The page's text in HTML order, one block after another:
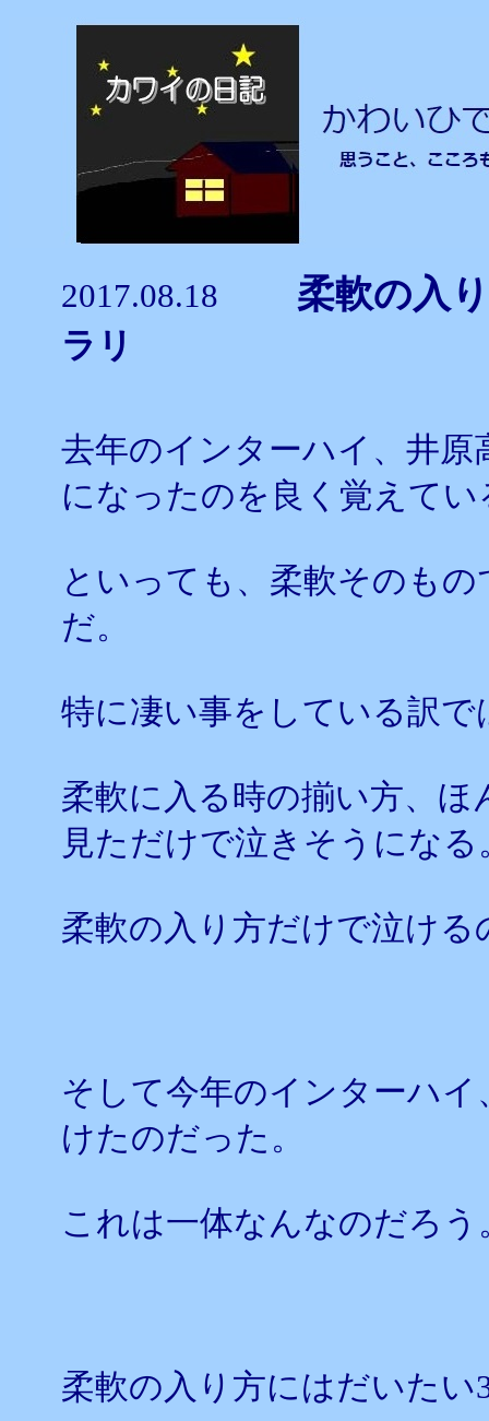
2017.08.18 柔軟の
ラリ
去年のインターハイ、井
になったのを良く覚えてい
といっても、柔軟そのも
だ。
特に凄い事をしている訳
柔軟に入る時の揃い方、
見ただけで泣きそうになる
柔軟の入り方だけで泣け
そして今年のインターハ
けたのだった。
これは一体なんなのだろう
柔軟の入り方にはだいた